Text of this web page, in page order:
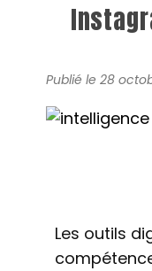
Publié le 28
Les outils